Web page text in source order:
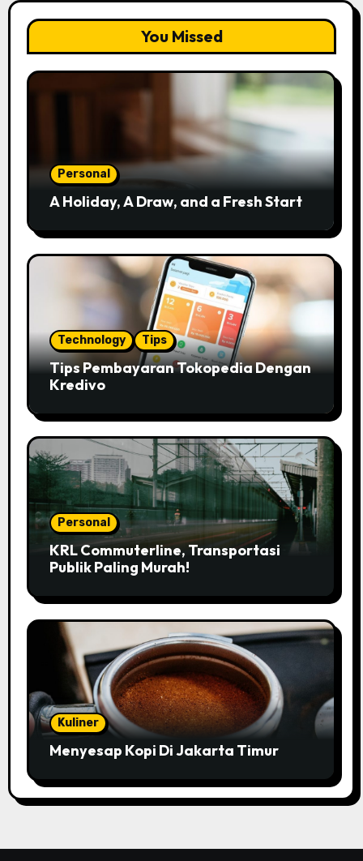
You Missed
Personal
A Holiday, A Draw, and a Fresh Start
Technology Tips
Tips Pembayaran Tokopedia Dengan
Kredivo
Personal
KRL Commuterline, Transportasi
Publik Paling Murah!
Kuliner
Menyesap Kopi Di Jakarta Timur